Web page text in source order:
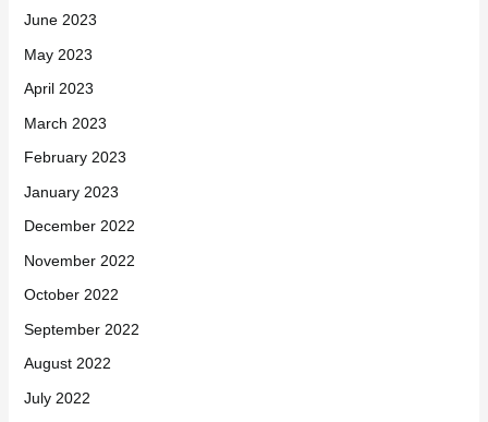
June 2023
May 2023
April 2023
March 2023
February 2023
January 2023
December 2022
November 2022
October 2022
September 2022
August 2022
July 2022